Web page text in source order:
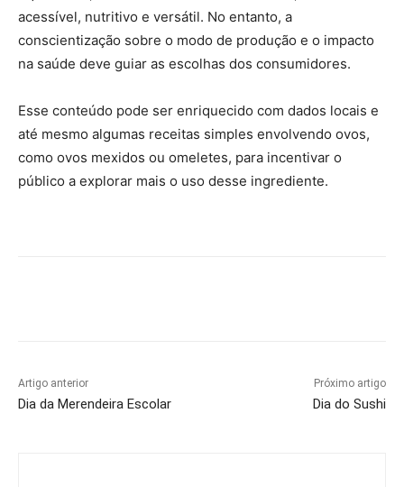
acessível, nutritivo e versátil. No entanto, a
conscientização sobre o modo de produção e o impacto
na saúde deve guiar as escolhas dos consumidores.
Esse conteúdo pode ser enriquecido com dados locais e
até mesmo algumas receitas simples envolvendo ovos,
como ovos mexidos ou omeletes, para incentivar o
público a explorar mais o uso desse ingrediente.
Artigo anterior
Dia da Merendeira Escolar
Próximo artigo
Dia do Sushi